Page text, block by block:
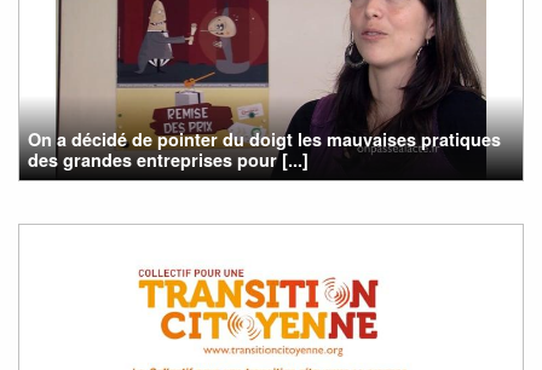
On a décidé de pointer du doigt les mauvaises pratiques
des grandes entreprises pour [...]